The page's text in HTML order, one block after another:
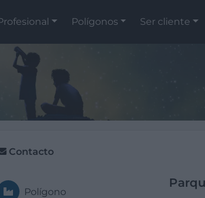
Polígonos Ser cliente
Contacto
Polígono